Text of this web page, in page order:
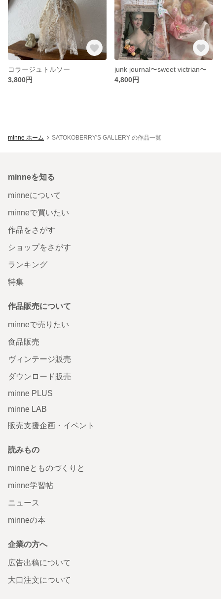
コラージュトルソー
3,800円
junk journal〜sweet victrian〜
4,800円
minne ホーム SATOKOBERRY'S GALLERY の作品一覧
minneを知る
minneについて
minneで買いたい
作品をさがす
ショップをさがす
ランキング
特集
作品販売について
minneで売りたい
食品販売
ヴィンテージ販売
ダウンロード販売
minne PLUS
minne LAB
販売支援企画・イベント
読みもの
minneとものづくりと
minne学習帖
ニュース
minneの本
企業の方へ
広告出稿について
大口注文について